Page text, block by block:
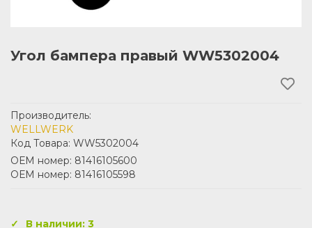
Угол бампера правый WW5302004
Производитель:
WELLWERK
Код Товара: WW5302004
ОЕМ номер: 81416105600
ОЕМ номер: 81416105598
В наличии: 3